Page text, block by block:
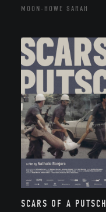
MOON-HOWE SARAH
SCARS OF A PUTSCH